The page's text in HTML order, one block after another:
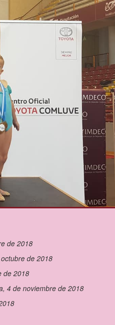
de 2018
de 2018
de 2018
4 de noviembre de 2018